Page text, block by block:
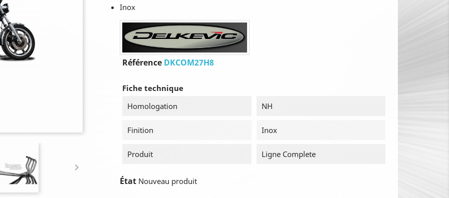

Inox
Référence DKCOM27H8
Fiche technique
Homologation
NH
Finition Inox
Produit Ligne Complete
État Nouveau produit